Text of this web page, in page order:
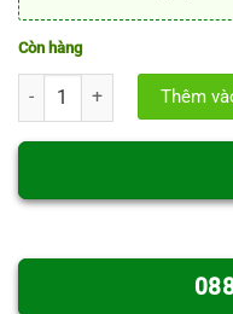
Còn hàng
Van bi inox tay bướm –
Thêm